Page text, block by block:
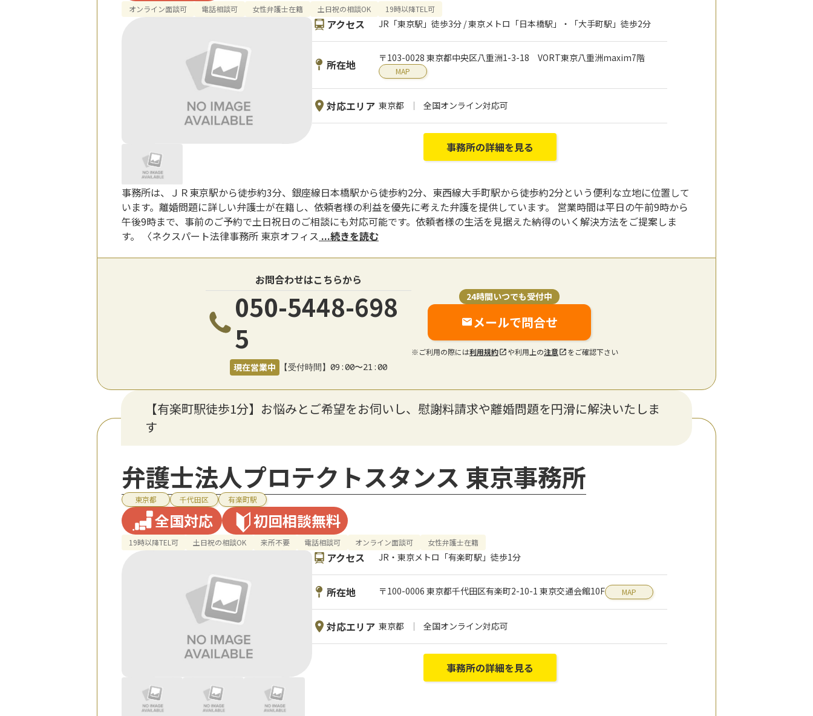
オンライン面談可 電話相談可 女性弁護士在籍 土日祝の相談OK 19時以降TEL可
アクセス JR「東京駅」徒歩3分 / 東京メトロ「日本橋駅」・「大手町駅」徒歩2分
所在地
〒103-0028 東京都中央区八重洲1-3-18 VORT東京八重洲maxim7階
MAP
対応エリア 東京都 全国オンライン対応可
事務所の詳細を見る
事務所は、ＪＲ東京駅から徒歩約3分、銀座線日本橋駅から徒歩約2分、東西線大手町駅から徒歩約2分という便利な立地に位置して
います。離婚問題に詳しい弁護士が在籍し、依頼者様の利益を優先に考えた弁護を提供しています。 営業時間は平日の午前9時から
午後9時まで、事前のご予約で土日祝日のご相談にも対応可能です。依頼者様の生活を見据えた納得のいく解決方法をご提案しま
す。 〈ネクスパート法律事務所 東京オフィス ...続きを読む
お問合わせはこちらから
050-5448-698
5
現在営業中 【受付時間】09:00〜21:00
24時間いつでも受付中
メールで問合せ
※ご利用の際には利用規約 や利用上の注意 をご確認下さい
【有楽町駅徒歩1分】お悩みとご希望をお伺いし、慰謝料請求や離婚問題を円滑に解決いたしま
す
弁護士法人プロテクトスタンス 東京事務所
東京都 千代田区 有楽町駅
全国対応 初回相談無料
19時以降TEL可 土日祝の相談OK 来所不要 電話相談可 オンライン面談可 女性弁護士在籍
アクセス JR・東京メトロ「有楽町駅」徒歩1分
所在地 〒100-0006 東京都千代田区有楽町2-10-1 東京交通会館10F MAP
対応エリア 東京都 全国オンライン対応可
事務所の詳細を見る